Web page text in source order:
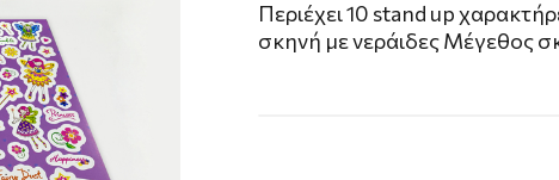
Περιέχει 10 stand up
σκηνή με νεράιδες Μέγεθος